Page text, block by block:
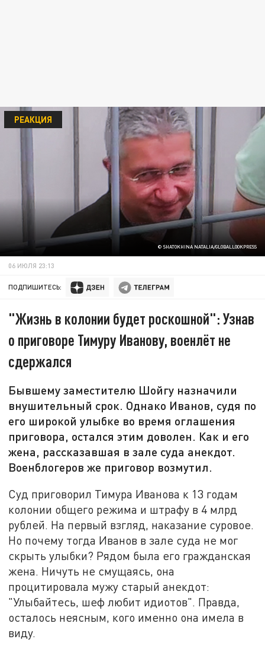
© SHATOKHINA NATALIA/GLOBALLOOKPRESS
РЕАКЦИЯ
06 ИЮЛЯ 23:13
ПОДПИШИТЕСЬ:
"Жизнь в колонии будет роскошной": Узнав
о приговоре Тимуру Иванову, военлёт не
сдержался
Бывшему заместителю Шойгу назначили
внушительный срок. Однако Иванов, судя по
его широкой улыбке во время оглашения
приговора, остался этим доволен. Как и его
жена, рассказавшая в зале суда анекдот.
Военблогеров же приговор возмутил.
Суд приговорил Тимура Иванова к 13 годам
колонии общего режима и штрафу в 4 млрд
рублей. На первый взгляд, наказание суровое.
Но почему тогда Иванов в зале суда не мог
скрыть улыбки? Рядом была его гражданская
жена. Ничуть не смущаясь, она
процитировала мужу старый анекдот:
"Улыбайтесь, шеф любит идиотов". Правда,
осталось неясным, кого именно она имела в
виду.